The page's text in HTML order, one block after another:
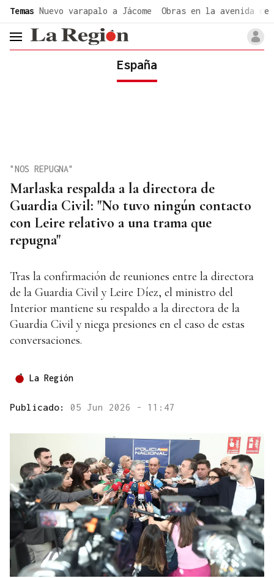
Temas Nuevo varapalo a Jácome Obras en la avenida de
header.menu.open
España
Marlaska respalda a la directora de
Guardia Civil: "No tuvo ningún contacto
con Leire relativo a una trama que
repugna"
"NOS REPUGNA"
Tras la confirmación de reuniones entre la directora
de la Guardia Civil y Leire Díez, el ministro del
Interior mantiene su respaldo a la directora de la
Guardia Civil y niega presiones en el caso de estas
conversaciones.
La Región
Publicado: 05 Jun 2026 - 11:47